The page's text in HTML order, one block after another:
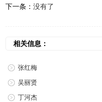
下一条：没有了
相关信息：
张红梅
吴丽贤
丁河杰